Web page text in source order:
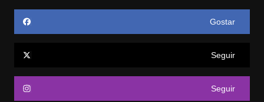
Gostar
Seguir
Seguir